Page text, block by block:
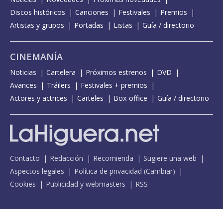
Discos históricos
Canciones Festivales
Premios
Artistas y grupos
Portadas Listas Guía / directorio
CINEMANÍA
Noticias Cartelera Próximos estrenos
DVD
Avances
Tráilers
Festivales + premios
Actores y actrices
Carteles Box-office Guía / directorio
Contacto Redacción Recomienda
Sugiere una web
Aspectos legales
Política de privacidad (Cambiar)
Cookies
Publicidad y webmasters RSS